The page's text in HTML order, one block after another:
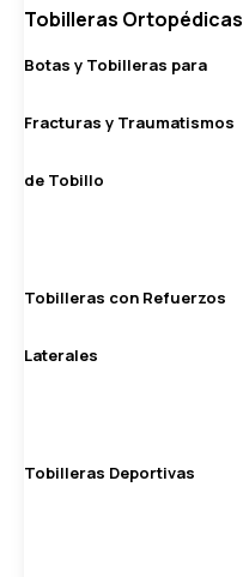
Tobilleras Ortopédicas
Botas y Tobilleras para
Fracturas y Traumatismos
de Tobillo
Tobilleras con Refuerzos
Laterales
Tobilleras Deportivas